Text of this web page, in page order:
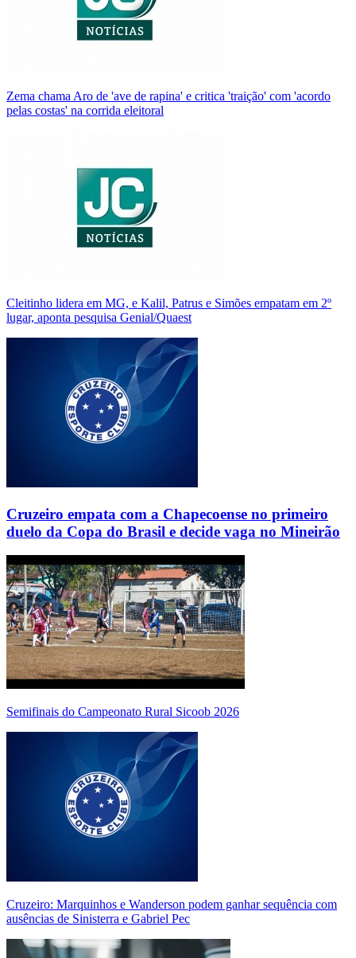
Zema chama Aro de 'ave de rapina' e critica 'traição' com 'acordo
pelas costas' na corrida eleitoral
Cleitinho lidera em MG, e Kalil, Patrus e Simões empatam em 2º
lugar, aponta pesquisa Genial/Quaest
Cruzeiro empata com a Chapecoense no primeiro
duelo da Copa do Brasil e decide vaga no Mineirão
Semifinais do Campeonato Rural Sicoob 2026
Cruzeiro: Marquinhos e Wanderson podem ganhar sequência com
ausências de Sinisterra e Gabriel Pec